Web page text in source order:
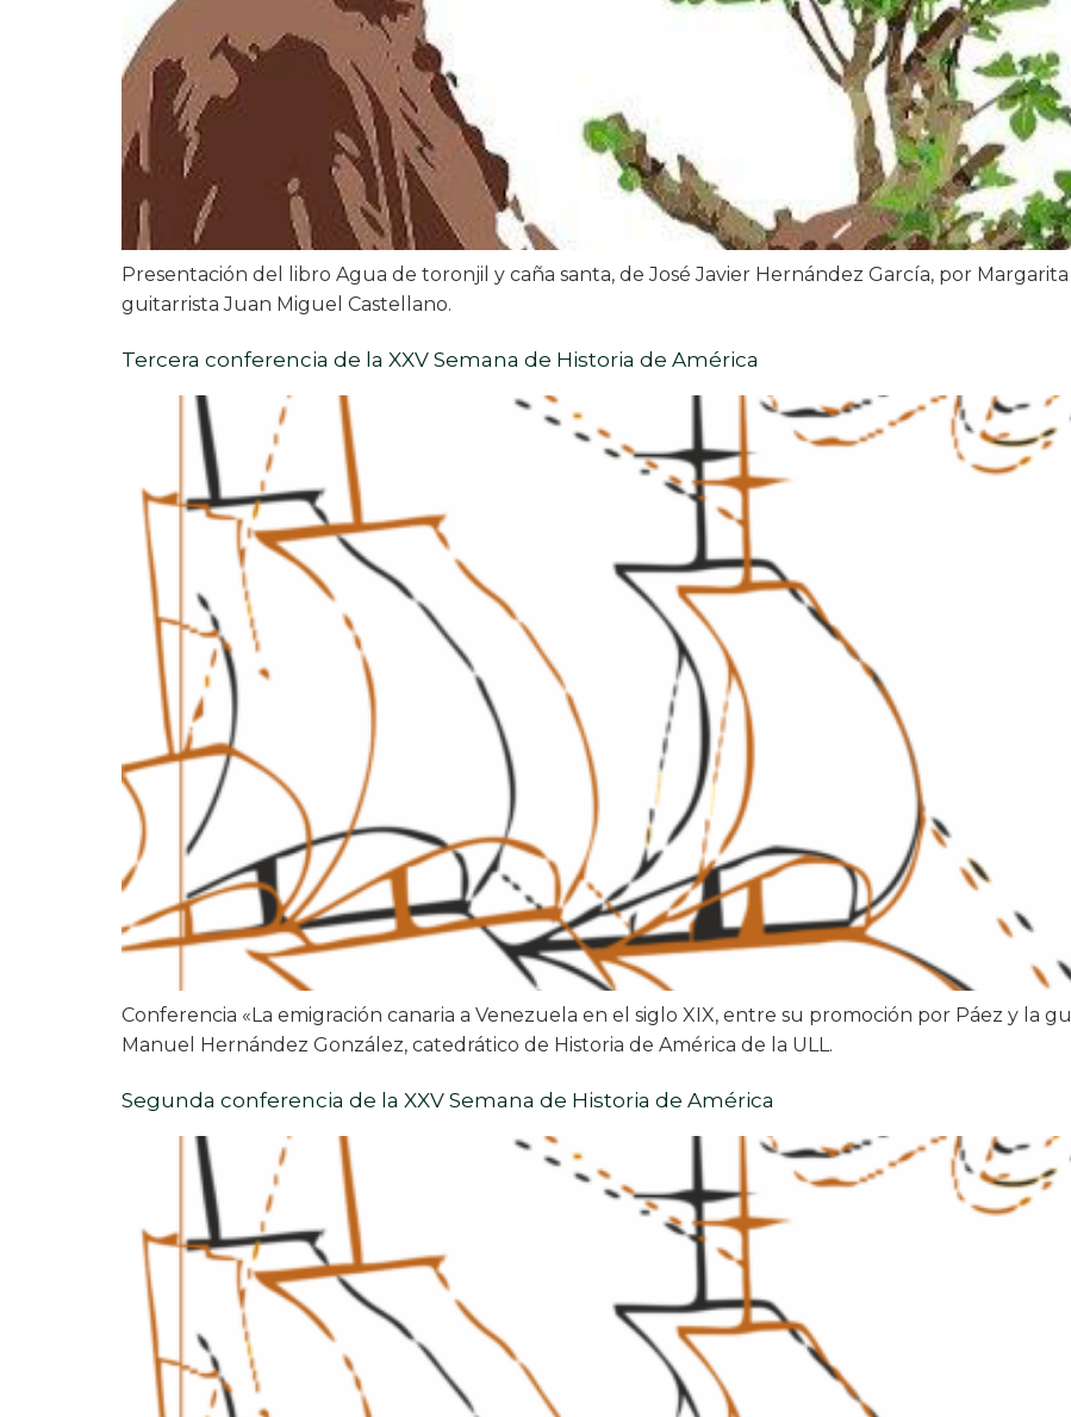
Presentación del libro Agua de toronjil y caña santa, de José Javier Hernández García, por
guitarrista Juan Miguel Castellano.
Tercera conferencia de la XXV Semana de Historia de América
Conferencia «La emigración canaria a Venezuela en el siglo XIX, entre su promoción por Páez y la
Manuel Hernández González, catedrático de Historia de América de la ULL.
Segunda conferencia de la XXV Semana de Historia de América